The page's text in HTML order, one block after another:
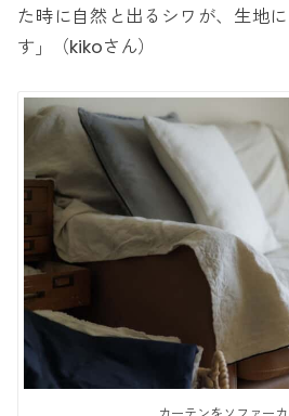
た時に自然と出るシワが、生地
す」（kikoさん）